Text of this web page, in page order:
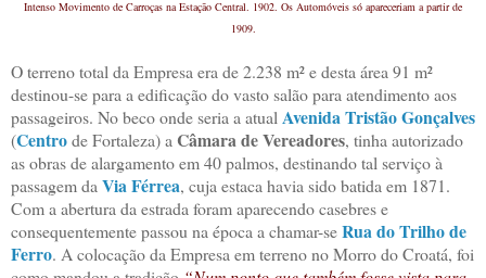
Intenso Movimento de Carroças na Estação Central. 1902. Os Automóveis só apareceriam a partir de
1909.
O terreno total da Empresa era de 2.238 m² e desta área 91 m²
destinou-se para a edificação do vasto salão para atendimento aos
passageiros. No beco onde seria a atual Avenida Tristão Gonçalves
(Centrode Fortaleza) a Câmara de Vereadores, tinha autorizado
as obras de alargamento em 40 palmos, destinando tal serviço à
passagem da Via Férrea, cuja estaca havia sido batida em 1871.
Com a abertura da estrada foram aparecendo casebres e
consequentemente passou na época a chamar-seRua do Trilho de
Ferro. A colocação da Empresa em terreno no Morro do Croatá, foi